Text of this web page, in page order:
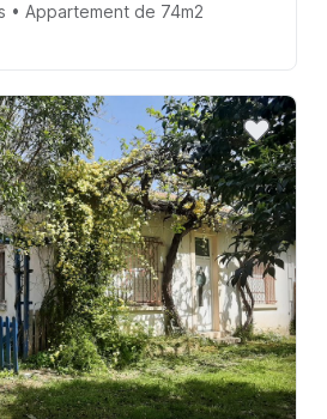
• Appartement de 74m2